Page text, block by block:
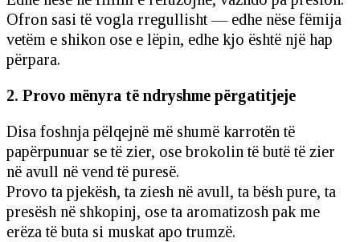
Ofron sasi të vogla rregullisht — edhe nëse fëmija
vetëm e shikon ose e lëpin, edhe kjo është një hap
përpara.
2. Provo mënyra të ndryshme përgatitjeje
Disa foshnja pëlqejnë më shumë karrotën të
papërpunuar se të zier, ose brokolin të butë të zier
në avull në vend të puresë.
Provo ta pjekësh, ta ziesh në avull, ta bësh pure, ta
presësh në shkopinj, ose ta aromatizosh pak me
erëza të buta si muskat apo trumzë.